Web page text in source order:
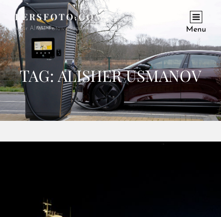
PERSFOTO.COM
Voor Al Uw Fotowerkzaamheden En Opdrachten Menu
TAG: ALISHER USMANOV